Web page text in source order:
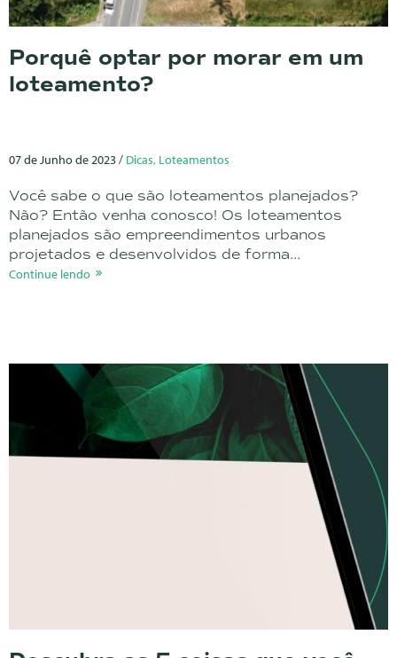
Porquê optar por morar em um
loteamento?
07 de Junho de 2023 / Dicas, Loteamentos
Você sabe o que são loteamentos planejados?
Não? Então venha conosco! Os loteamentos
planejados são empreendimentos urbanos
projetados e desenvolvidos de forma...
Continue lendo